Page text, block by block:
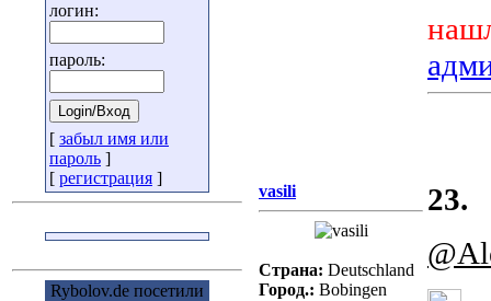
логин:
пароль:
[ забыл имя или
пароль ]
[ регистрация ]
Rybolov.de посетили
vasili
Страна: Deutschland
Город.: Bobingen
23.